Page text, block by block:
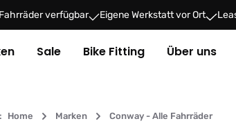
verfügbar Eigene Werkstatt vor Ort
Sale Bike Fitting Über uns
Home Marken Conway - Alle Fahrräder